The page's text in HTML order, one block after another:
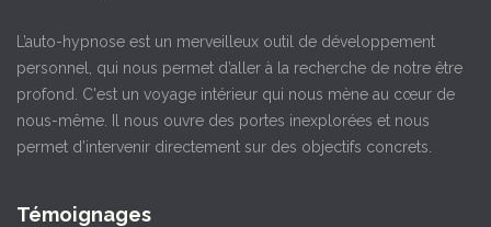
L’auto-hypnose est un merveilleux outil de développement
personnel, qui nous permet d’aller à la recherche de notre être
profond. C'est un voyage intérieur qui nous mène au cœur de
nous-même. Il nous ouvre des portes inexplorées et nous
permet d’intervenir directement sur des objectifs concrets.
Témoignages